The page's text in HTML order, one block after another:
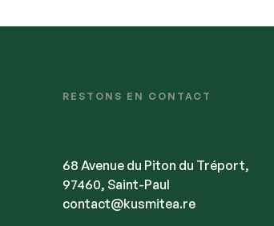
RESTONS EN CONTACT
68 Avenue du Piton du Tréport,
97460, Saint-Paul
contact@kusmitea.re